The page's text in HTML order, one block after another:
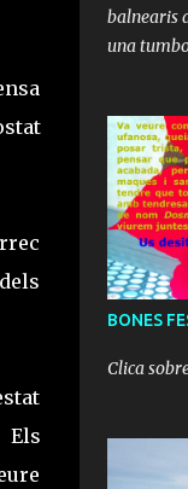
Els
balnearis
una
després
BONES
Clica